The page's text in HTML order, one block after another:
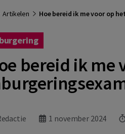
Artikelen Hoe bereid ik me voor op
bereid ik me
1 november 2024